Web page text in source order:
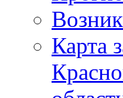
Карта